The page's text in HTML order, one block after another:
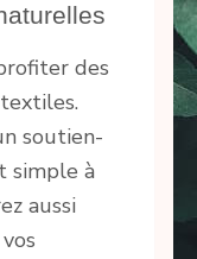
des
soutien-
simple à
aussi